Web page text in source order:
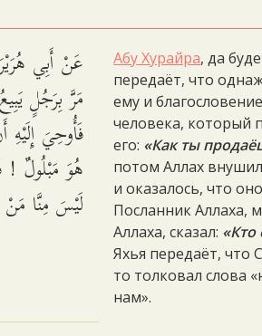
عَنْ أَبِي
مَرَّ بِرَجُلٍ
فَأُوحِيَ
هُوَ مَبْلُولٌ !
لَيْسَ مِنَّا
Абу Хурайра, да
передаёт, что
ему и
человека, который
его: «Как ты
потом Аллах
и оказалось, что
Посланник Аллаха,
Аллаха, сказал: «Кто
Яхья передаёт, что
то толковал слова
нам».